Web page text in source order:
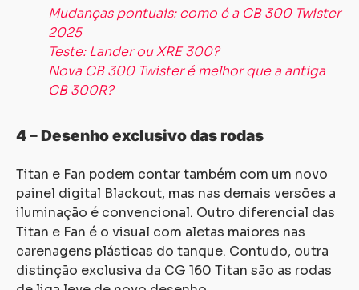
Mudanças pontuais: como é a CB 300 Twister
2025
Teste: Lander ou XRE 300?
Nova CB 300 Twister é melhor que a antiga
CB 300R?
4 – Desenho exclusivo das rodas
Titan e Fan podem contar também com um novo
painel digital Blackout, mas nas demais versões a
iluminação é convencional. Outro diferencial das
Titan e Fan é o visual com aletas maiores nas
carenagens plásticas do tanque. Contudo, outra
distinção exclusiva da CG 160 Titan são as rodas